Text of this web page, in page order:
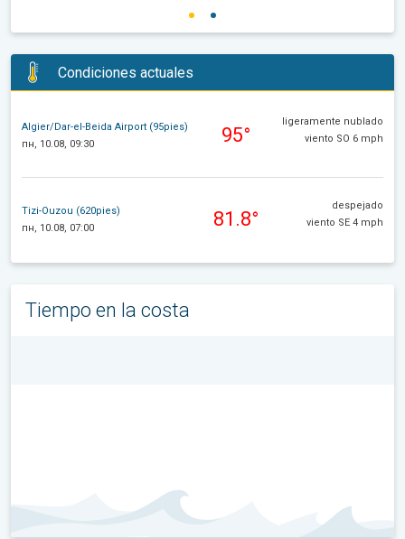
Condiciones actuales
Algier/Dar-el-Beida Airport (95pies)
пн, 10.08, 09:30
95°
ligeramente nublado
viento SO 6 mph
Tizi-Ouzou (620pies)
пн, 10.08, 07:00
81.8°
despejado
viento SE 4 mph
Tiempo en la costa